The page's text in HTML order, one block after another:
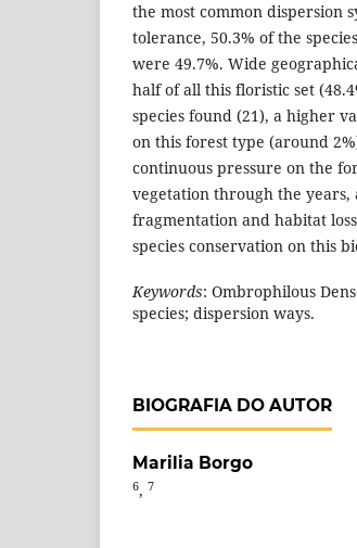
the most common dispersion
tolerance, 50.3% of the
were 49.7%. Wide
half of all this floristic set
species found (21), a higher
on this forest type (around
continuous pressure on the
vegetation through the years,
fragmentation and habitat
species conservation on this
Keywords: Ombrophilous
species; dispersion ways.
BIOGRAFIA DO AUTOR
Marilia Borgo
6, 7